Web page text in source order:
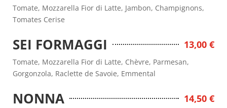
Tomate, Mozzarella Fior di Latte, Jambon, Champignons,
Tomates Cerise
SEI FORMAGGI 13,00 €
Tomate, Mozzarella Fior di Latte, Chèvre, Parmesan,
Gorgonzola, Raclette de Savoie, Emmental
NONNA 14,50 €